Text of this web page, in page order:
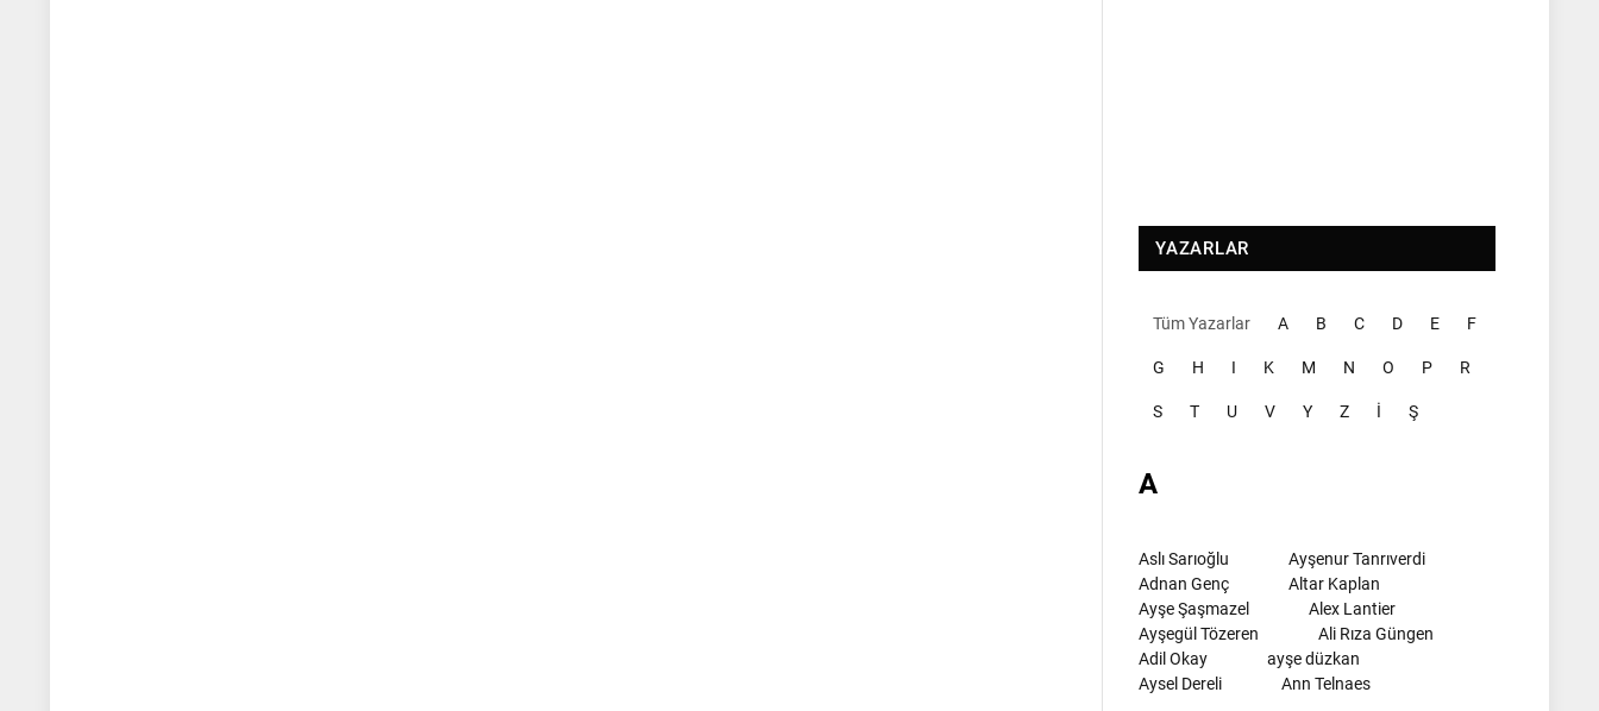
YAZARLAR
Tüm Yazarlar A B C D E F
G H I K M N O P R
S T U V Y Z İ Ş
A
Aslı Sarıoğlu
Ayşenur Tanrıverdi
Adnan Genç
Altar Kaplan
Ayşe Şaşmazel
Alex Lantier
Ayşegül Tözeren
Ali Rıza Güngen
Adil Okay
ayşe düzkan
Aysel Dereli
Ann Telnaes